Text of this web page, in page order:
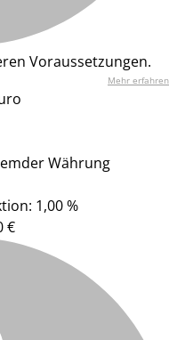
Voraussetzungen.
Mehr erfahren
Währung
1,00 %
€